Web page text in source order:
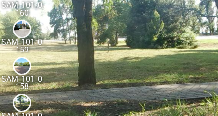
SAM_101_0
160
SAM_101_0
159
SAM_101_0
158